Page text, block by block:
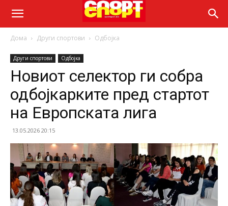
Дома Други спортови Одбојка
Други спортови Одбојка
Новиот селектор ги собра
одбојкарките пред стартот
на Европската лига
13.05.2026 20:15